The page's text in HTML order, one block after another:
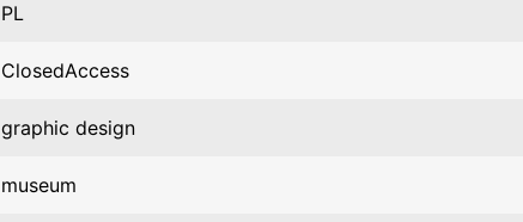
PL
ClosedAccess
graphic design
museum